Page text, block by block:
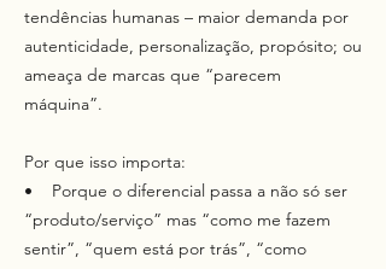
tendências humanas – maior demanda por
autenticidade, personalização, propósito; ou
ameaça de marcas que “parecem
máquina”.
Por que isso importa:
• Porque o diferencial passa a não só ser
“produto/serviço” mas “como me fazem
sentir”, “quem está por trás”, “como